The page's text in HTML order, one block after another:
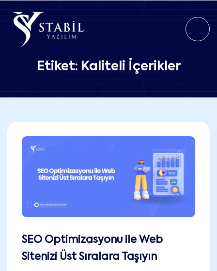
Etiket: Kaliteli İçerikler
SEO Optimizasyonu ile Web
Sitenizi Üst Sıralara Taşıyın